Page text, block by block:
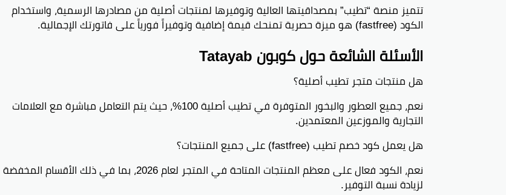
تتميز منصة “تطيب” بمصداقيتها العالية وتوفيرها لمنتجات أصلية من مصادرها الرسمية، واستخدام
الكود (fastfree) هو ميزة حصرية تمنحك قيمة إضافية وتوفيراً فورياً على فاتورتك الإجمالية.
الأسئلة الشائعة حول كوبون Tatayab
هل منتجات متجر تطيب أصلية؟
نعم، جميع العطور والبخور المتوفرة في تطيب أصلية 100%، حيث يتم التعامل مباشرة مع العلامات
التجارية والموزعين المعتمدين.
هل يعمل كود خصم تطيب (fastfree) على جميع المنتجات؟
نعم، الكود فعال على معظم المنتجات المتاحة في المتجر لعام 2026، بما في ذلك الأقسام المخفضة
لزيادة نسبة التوفير.